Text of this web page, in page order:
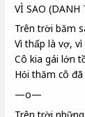
VÌ SAO (DANH
Trên trời băm
Vì thấp là vợ, vì
Cô kia gái lớn
Hỏi thăm cô
—o—